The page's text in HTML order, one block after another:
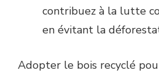
contribuez à la lutte
en évitant la
Adopter le bois recyclé